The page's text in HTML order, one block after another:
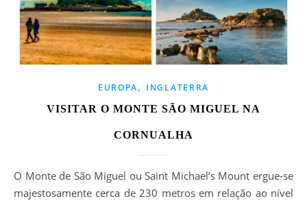
EUROPA, INGLATERRA
VISITAR O MONTE SÃO MIGUEL NA
CORNUALHA
O Monte de São Miguel ou Saint Michael’s Mount ergue-se
majestosamente cerca de 230 metros em relação ao nível